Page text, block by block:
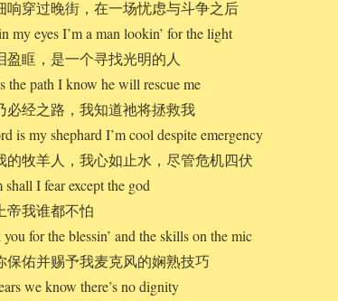
响穿过晚街，在一场忧虑与斗争之后
my eyes I’m a man lookin’ for the light
盈眶，是一个寻找光明的人
the path I know he will rescue me
必经之路，我知道祂将拯救我
is my shephard I’m cool despite emergency
的牧羊人，我心如止水，尽管危机四伏
shall I fear except the god
帝我谁都不怕
for the blessin’ and the skills on the mic
保佑并赐予我麦克风的娴熟技巧
we know there’s no dignity